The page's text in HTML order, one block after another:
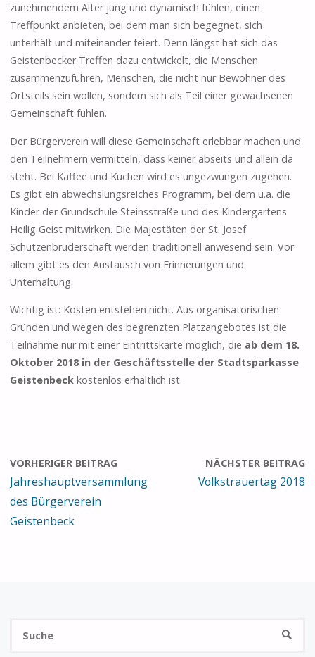
zunehmendem Alter jung und dynamisch fühlen, einen
Treffpunkt anbieten, bei dem man sich begegnet, sich
unterhält und miteinander feiert. Denn längst hat sich das
Geistenbecker Treffen dazu entwickelt, die Menschen
zusammenzuführen, Menschen, die nicht nur Bewohner des
Ortsteils sein wollen, sondern sich als Teil einer gewachsenen
Gemeinschaft fühlen.
Der Bürgerverein will diese Gemeinschaft erlebbar machen und
den Teilnehmern vermitteln, dass keiner abseits und allein da
steht. Bei Kaffee und Kuchen wird es ungezwungen zugehen.
Es gibt ein abwechslungsreiches Programm, bei dem u.a. die
Kinder der Grundschule Steinsstraße und des Kindergartens
Heilig Geist mitwirken. Die Majestäten der St. Josef
Schützenbruderschaft werden traditionell anwesend sein. Vor
allem gibt es den Austausch von Erinnerungen und
Unterhaltung.
Wichtig ist: Kosten entstehen nicht. Aus organisatorischen
Gründen und wegen des begrenzten Platzangebotes ist die
Teilnahme nur mit einer Eintrittskarte möglich, die ab dem 18.
Oktober 2018 in der Geschäftsstelle der Stadtsparkasse
Geistenbeckkostenlos erhältlich ist.
VORHERIGER BEITRAG
Jahreshauptversammlung
des Bürgerverein
Geistenbeck
NÄCHSTER BEITRAG
Volkstrauertag 2018
SUCHE